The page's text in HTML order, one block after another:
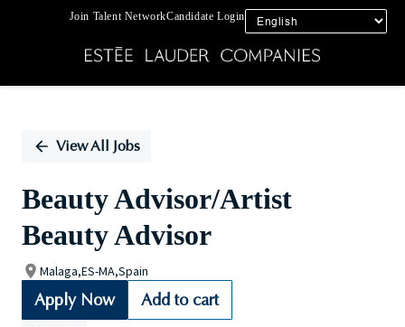
Join Talent NetworkCandidate Login
PositionView All Jobs
Beauty Advisor/Artist
Beauty Advisor
Malaga,ES-MA,Spain
Apply Now Add to cart